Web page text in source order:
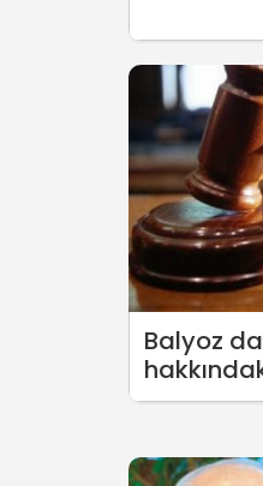
Balyoz
bozuldu